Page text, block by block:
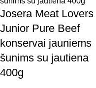
Josera Meat Lovers
Junior Pure Beef
konservai jauniems
šunims su jautiena
400g